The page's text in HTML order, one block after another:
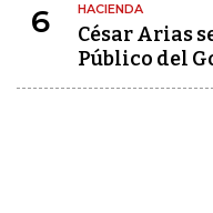
6 HACIENDA
César Arias
Público del